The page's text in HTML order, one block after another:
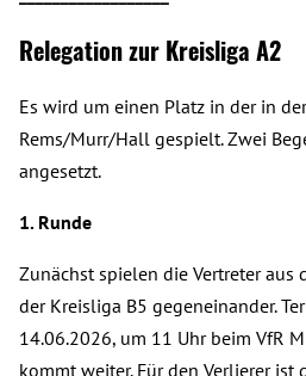
Relegation zur Kreisliga A2
Es wird um einen Platz in der in
Rems/Murr/Hall gespielt. Zwei
angesetzt.
1. Runde
Zunächst spielen die Vertreter aus
der Kreisliga B5 gegeneinander.
14.06.2026, um 11 Uhr beim VfR
kommt weiter. Für den Verlierer ist